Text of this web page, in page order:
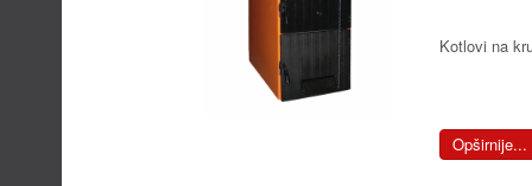
Kotlovi na
Opširnije...